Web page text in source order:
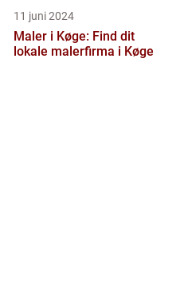
11 juni 2024
Maler i Køge: Find dit
lokale malerfirma i Køge